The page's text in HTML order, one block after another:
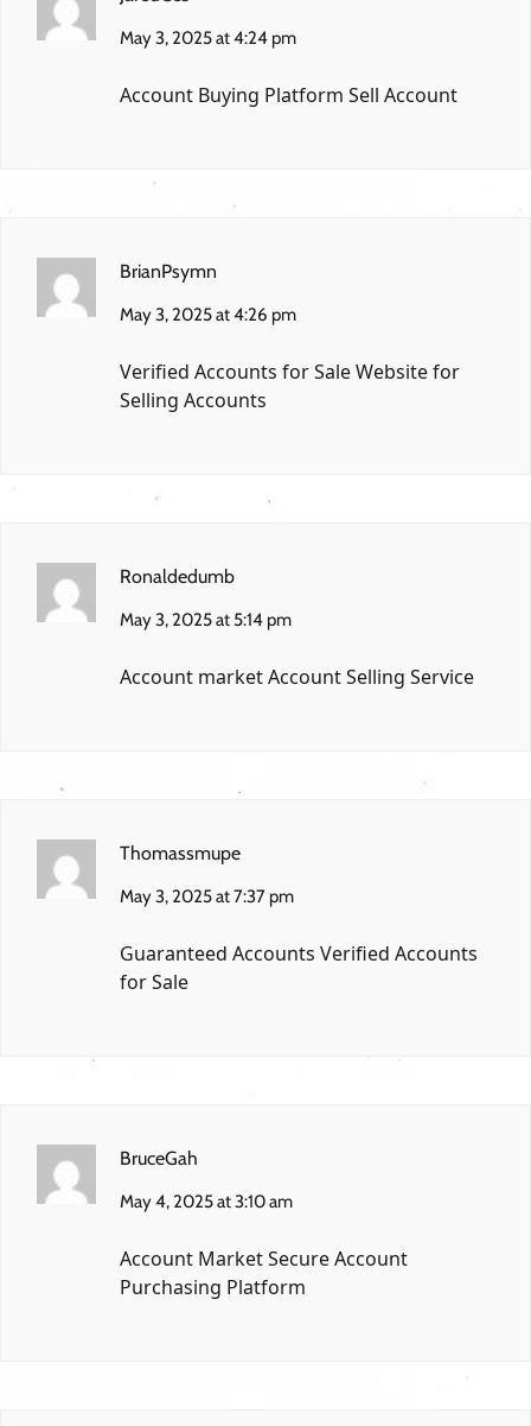
May 3, 2025 at 4:24 pm
Account Buying Platform Sell Account
BrianPsymn
May 3, 2025 at 4:26 pm
Verified Accounts for SaleWebsite for
Selling Accounts
Ronaldedumb
May 3, 2025 at 5:14 pm
Account marketAccount Selling Service
Thomassmupe
May 3, 2025 at 7:37 pm
Guaranteed Accounts Verified Accounts
for Sale
BruceGah
May 4, 2025 at 3:10 am
Account MarketSecure Account
Purchasing Platform